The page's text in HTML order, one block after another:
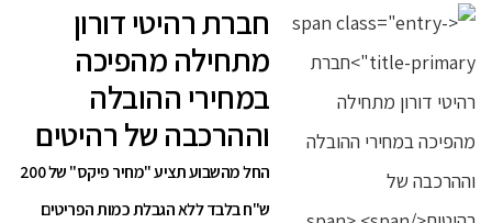
חברת רהיטי דורון
מתחילה מהפיכה
במחירי ההובלה
וההרכבה של רהיטים
החל מהשבוע תציע "מחיר פיקס" של 200
ש"ח בלבד ללא הגבלת כמות הפריטים